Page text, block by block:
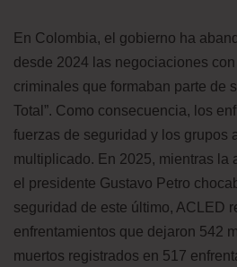
En Colombia, el gobierno ha
desde 2024 las negociaciones
criminales que formaban parte de
Total”. Como consecuencia, los
fuerzas de seguridad y los grupos
multiplicado. En 2025, mientras la
el presidente Gustavo Petro
seguridad de este último, ACLED
enfrentamientos que dejaron 542
muertos registrados en 517